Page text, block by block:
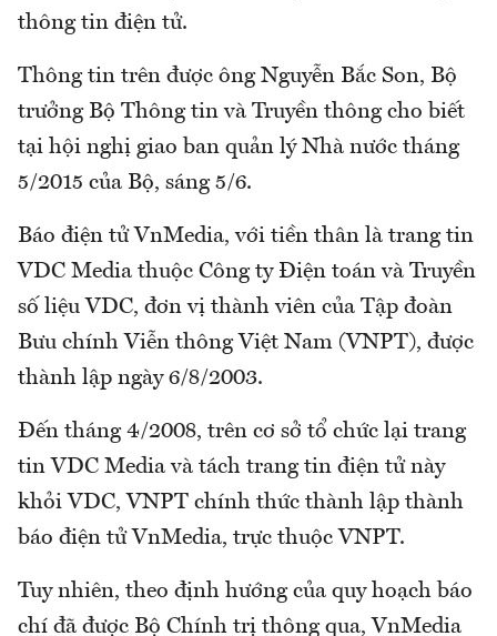
thông tin điện tử.
Thông tin trên được ông Nguyễn Bắc Son, Bộ
trưởng Bộ Thông tin và Truyền thông cho biết
tại hội nghị giao ban quản lý Nhà nước tháng
5/2015 của Bộ, sáng 5/6.
Báo điện tử VnMedia, với tiền thân là trang tin
VDC Media thuộc Công ty Điện toán và Truyền
số liệu VDC, đơn vị thành viên của Tập đoàn
Bưu chính Viễn thông Việt Nam (VNPT), được
thành lập ngày 6/8/2003.
Đến tháng 4/2008, trên cơ sở tổ chức lại trang
tin VDC Media và tách trang tin điện tử này
khỏi VDC, VNPT chính thức thành lập thành
báo điện tử VnMedia, trực thuộc VNPT.
Tuy nhiên, theo định hướng của quy hoạch báo
chí đã được Bộ Chính trị thông qua, VnMedia